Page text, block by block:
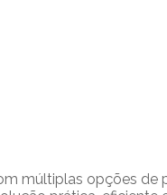
múltiplas opções de